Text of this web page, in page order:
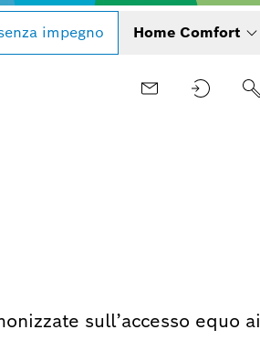
impegno Home Comfort
sull’accesso equo ai